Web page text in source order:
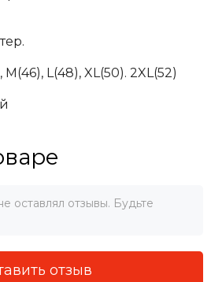
L(48), XL(50). 2XL(52)
оставлял отзывы. Будьте
отзыв